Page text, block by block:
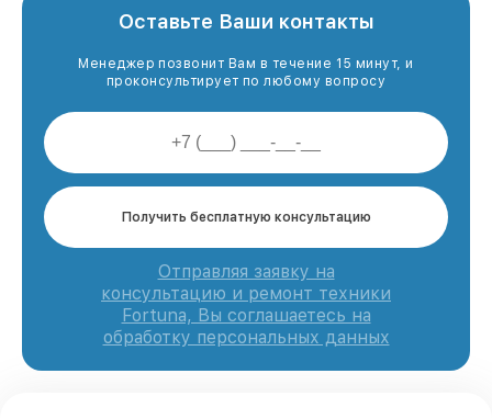
Оставьте Ваши контакты
Менеджер позвонит Вам в течение 15 минут, и
проконсультирует по любому вопросу
Получить бесплатную консультацию
Отправляя заявку на
консультацию и ремонт техники
Fortuna, Вы соглашаетесь на
обработку персональных данных